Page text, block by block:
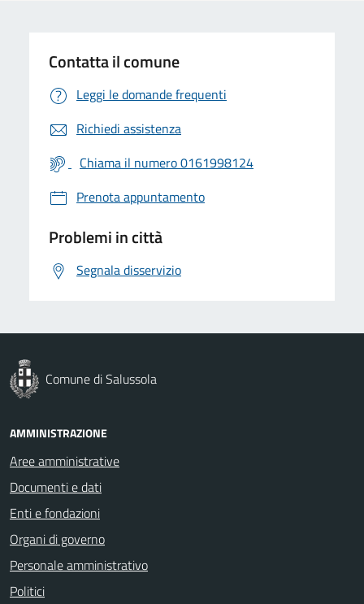
Contatta il comune
Leggi le domande frequenti
Richiedi assistenza
Chiama il numero 0161998124
Prenota appuntamento
Problemi in città
Segnala disservizio
Comune di Salussola
AMMINISTRAZIONE
Aree amministrative
Documenti e dati
Enti e fondazioni
Organi di governo
Personale amministrativo
Politici